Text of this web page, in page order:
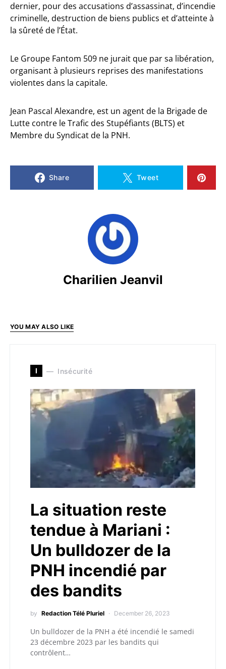
dernier, pour des accusations d’assassinat, d’incendie
criminelle, destruction de biens publics et d’atteinte à
la sûreté de l’État.
Le Groupe Fantom 509 ne jurait que par sa libération,
organisant à plusieurs reprises des manifestations
violentes dans la capitale.
Jean Pascal Alexandre, est un agent de la Brigade de
Lutte contre le Trafic des Stupéfiants (BLTS) et
Membre du Syndicat de la PNH.
Share Tweet
Charilien Jeanvil
YOU MAY ALSO LIKE
I Insécurité
La situation reste
tendue à Mariani :
Un bulldozer de la
PNH incendié par
des bandits
by Redaction Télé Pluriel December 26, 2023
Un bulldozer de la PNH a été incendié le samedi
23 décembre 2023 par les bandits qui
contrôlent…